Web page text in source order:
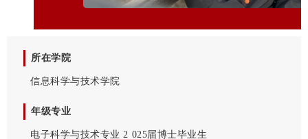
所在学院
信息科学与技术学院
年级专业
电子科学与技术专业 2 025届博士毕业生